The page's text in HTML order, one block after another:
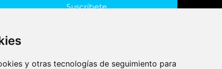
y otras tecnologías de seguimiento para